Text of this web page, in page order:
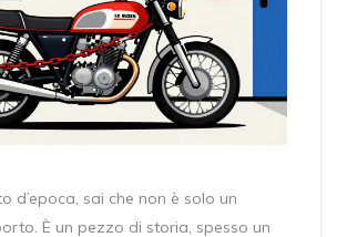
d’epoca, sai che non è solo un
È un pezzo di storia, spesso un